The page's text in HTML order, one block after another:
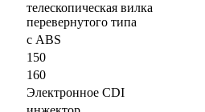
телескопическая вилка
перевернутого типа
с ABS
150
160
Электронное CDI